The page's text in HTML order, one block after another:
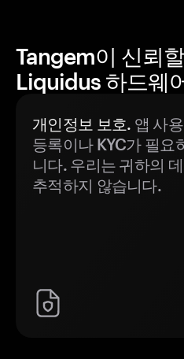
Tangem이 신뢰
Liquidus 하드웨
개인정보 보호. 앱 사
등록이나 KYC가 필요
니다. 우리는 귀하의
추적하지 않습니다.